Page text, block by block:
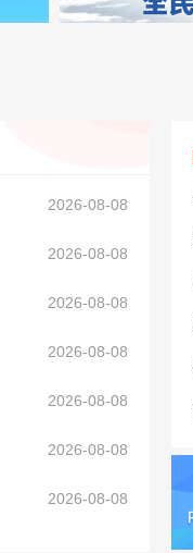
2026-08-08
2026-08-08
2026-08-08
2026-08-08
2026-08-08
2026-08-08
2026-08-08